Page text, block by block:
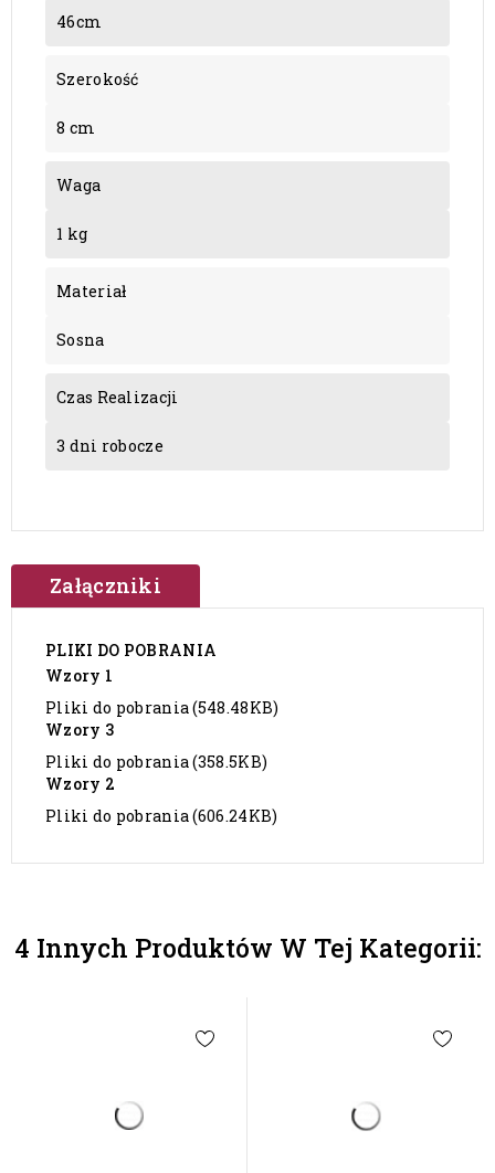
46cm
Szerokość
8 cm
Waga
1 kg
Materiał
Sosna
Czas Realizacji
3 dni robocze
Załączniki
PLIKI DO POBRANIA
Wzory 1
Pliki do pobrania (548.48KB)
Wzory 3
Pliki do pobrania (358.5KB)
Wzory 2
Pliki do pobrania (606.24KB)
4 Innych Produktów W Tej Kategorii: